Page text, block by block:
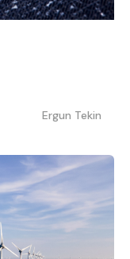
Ergun Tekin